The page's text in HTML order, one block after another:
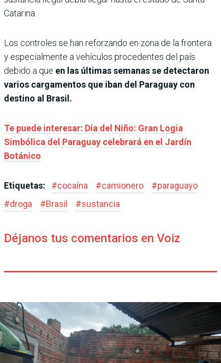
Catarina.
Los controles se han reforzando en zona de la frontera
y especialmente a vehículos procedentes del país
debido a que en las últimas semanas se detectaron
varios cargamentos que iban del Paraguay con
destino al Brasil.
Te puede interesar: Día del Niño: Gran Logia
Simbólica del Paraguay celebrará en el Jardín
Botánico
Etiquetas: #cocaína #camionero #paraguayo
#droga #Brasil #sustancia
Déjanos tus comentarios en Voiz